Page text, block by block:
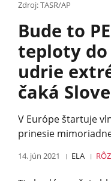
Zdroj: TASR/AP
Bude to
teploty do
udrie
čaká
V Európe štartuje
prinesie
14. jún 2021 ELA